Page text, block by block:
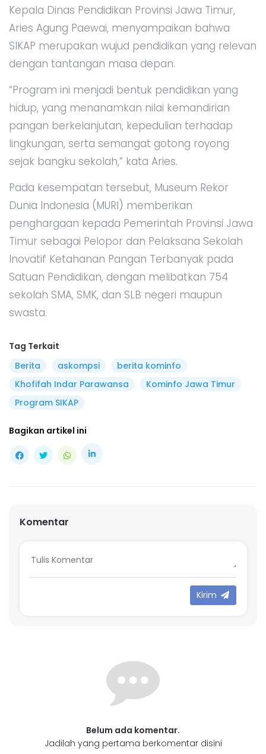
Kepala Dinas Pendidikan Provinsi Jawa Timur,
Aries Agung Paewai, menyampaikan bahwa
SIKAP merupakan wujud pendidikan yang relevan
dengan tantangan masa depan.
“Program ini menjadi bentuk pendidikan yang
hidup, yang menanamkan nilai kemandirian
pangan berkelanjutan, kepedulian terhadap
lingkungan, serta semangat gotong royong
sejak bangku sekolah,” kata Aries.
Pada kesempatan tersebut, Museum Rekor
Dunia Indonesia (MURI) memberikan
penghargaan kepada Pemerintah Provinsi Jawa
Timur sebagai Pelopor dan Pelaksana Sekolah
Inovatif Ketahanan Pangan Terbanyak pada
Satuan Pendidikan, dengan melibatkan 754
sekolah SMA, SMK, dan SLB negeri maupun
swasta.
Tag Terkait
Berita
askompsi
berita kominfo
Khofifah Indar Parawansa
Kominfo Jawa Timur
Program SIKAP
Bagikan artikel ini
Komentar
Kirim
Belum ada komentar.
Jadilah yang pertama berkomentar disini